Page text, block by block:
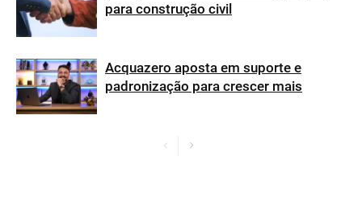
para construção civil
Acquazero aposta em suporte e
padronização para crescer mais